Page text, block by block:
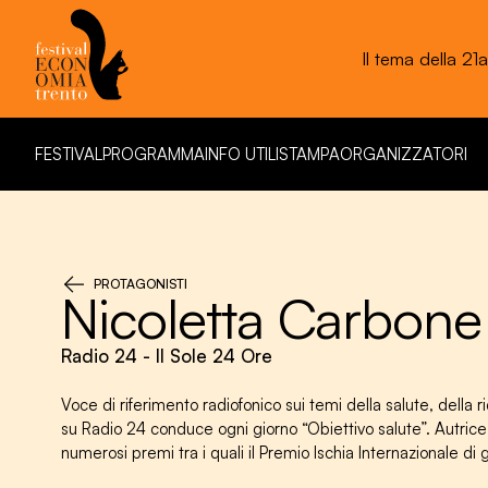
Il tema della
FESTIVALPROGRAMMAINFO UTILISTAMPAORGANIZZATORI
PROTAGONISTI
Nicoletta Carbone
Radio 24 - Il Sole 24 Ore
Voce di riferimento radiofonico sui temi della salute, della
su Radio 24 conduce ogni giorno “Obiettivo salute”.
numerosi premi tra i quali il Premio Ischia Internazionale di